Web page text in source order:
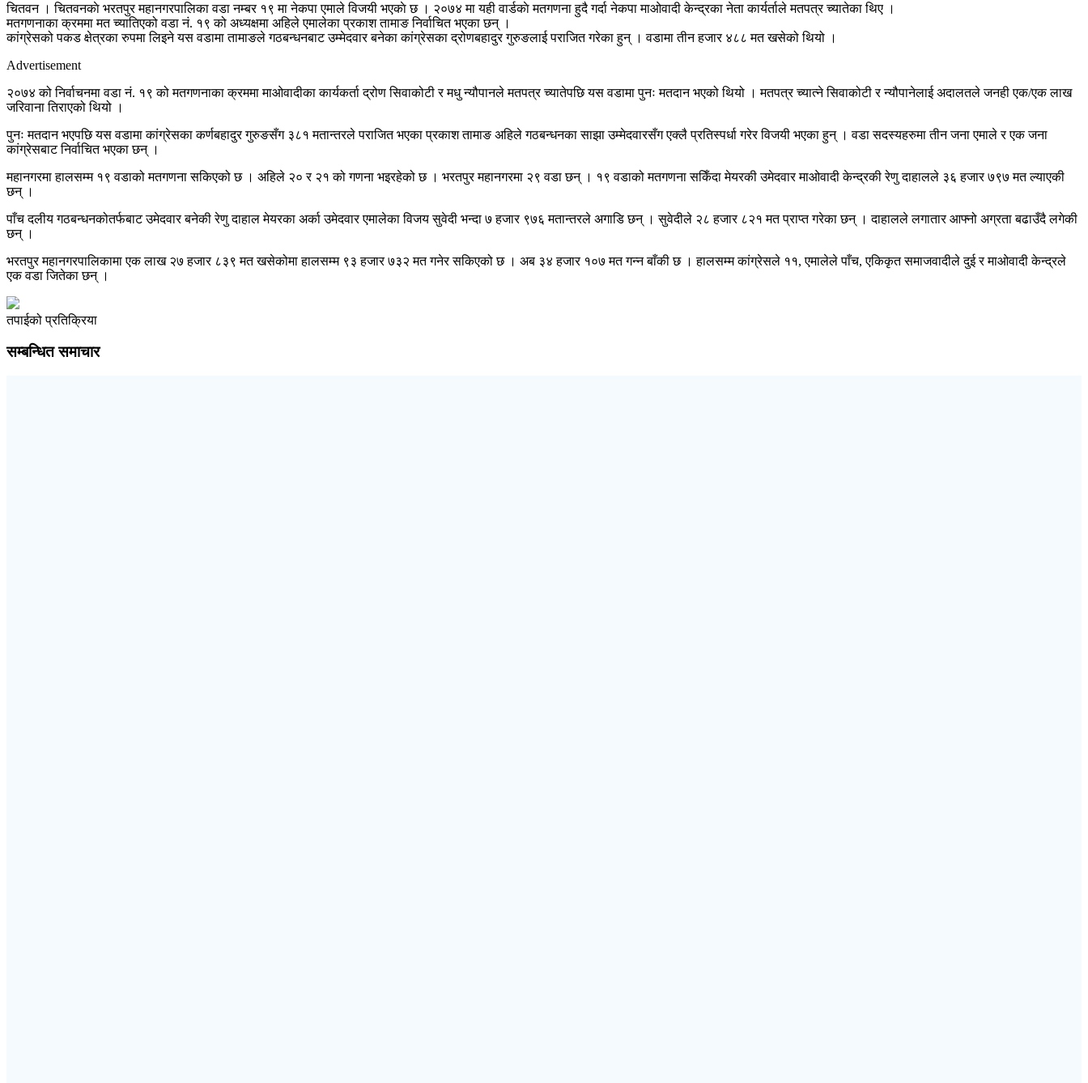
चितवन । चितवनकाे भरतपुर महानगरपालिका वडा नम्बर १९ मा नेकपा एमाले विजयी भएकाे छ । २०७४ मा यही वार्डकाे मतगणना हुदै गर्दा नेकपा माओवादी केन्द्रका नेता कार्यर्ताले मतपत्र च्यातेका थिए ।
मतगणनाका क्रममा मत च्यातिएको वडा नं‍. १९ को अध्यक्षमा अहिले एमालेका प्रकाश तामाङ निर्वाचित भएका छन् ।
कांग्रेसको पकड क्षेत्रका रुपमा लिइने यस वडामा तामाङले गठबन्धनबाट उम्मेदवार बनेका कांग्रेसका द्रोणबहादुर गुरुङलाई पराजित गरेका हुन् । वडामा तीन हजार ४८८ मत खसेको थियो ।
Advertisement
२०७४ को निर्वाचनमा वडा नं. १९ को मतगणनाका क्रममा माओवादीका कार्यकर्ता द्रोण सिवाकोटी र मधु न्यौपानले मतपत्र च्यातेपछि यस वडामा पुनः मतदान भएको थियो । मतपत्र च्यात्ने सिवाकोटी र न्यौपानेलाई अदालतले जनही एक/एक लाख
जरिवाना तिराएको थियो ।
पुनः मतदान भएपछि यस वडामा कांग्रेसका कर्णबहादुर गुरुङसँग ३८१ मतान्तरले पराजित भएका प्रकाश तामाङ अहिले गठबन्धनका साझा उम्मेदवारसँग एक्लै प्रतिस्पर्धा गरेर विजयी भएका हुन् । वडा सदस्यहरुमा तीन जना एमाले र एक जना
कांग्रेसबाट निर्वाचित भएका छन् ।
महानगरमा हालसम्म १९ वडाको मतगणना सकिएको छ । अहिले २० र २१ को गणना भइरहेको छ । भरतपुर महानगरमा २९ वडा छन् । १९ वडाको मतगणना सकिँदा मेयरकी उमेदवार माओवादी केन्द्रकी रेणु दाहालले ३६ हजार ७९७ मत ल्याएकी
छन् ।
पाँच दलीय गठबन्धनकोतर्फबाट उमेदवार बनेकी रेणु दाहाल मेयरका अर्का उमेदवार एमालेका विजय सुवेदी भन्दा ७ हजार ९७६ मतान्तरले अगाडि छन् । सुवेदीले २८ हजार ८२१ मत प्राप्त गरेका छन् । दाहालले लगातार आफ्नो अग्रता बढाउँदै लगेकी
छन् ।
भरतपुर महानगरपालिकामा एक लाख २७ हजार ८३९ मत खसेकोमा हालसम्म ९३ हजार ७३२ मत गनेर सकिएको छ । अब ३४ हजार १०७ मत गन्न बाँकी छ । हालसम्म कांग्रेसले ११, एमालेले पाँच, एकिकृत समाजवादीले दुई र माओवादी केन्द्रले
एक वडा जितेका छन् ।
तपाईको प्रतिक्रिया
सम्बन्धित समाचार